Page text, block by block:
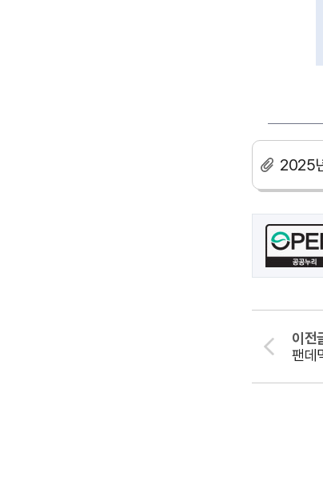
2025
이전
팬데